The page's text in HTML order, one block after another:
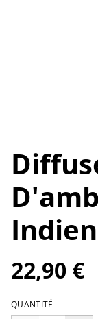
Indien
22,90 €
QUANTITÉ